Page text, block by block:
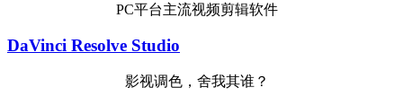
PC平台主流视频剪辑软件
DaVinci Resolve Studio
影视调色，舍我其谁？